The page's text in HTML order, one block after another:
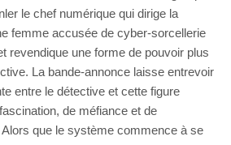
le chef numérique qui dirige la
femme accusée de cyber-sorcellerie
revendique une forme de pouvoir plus
La bande-annonce laisse entrevoir
entre le détective et cette figure
de méfiance et de
que le système commence à se